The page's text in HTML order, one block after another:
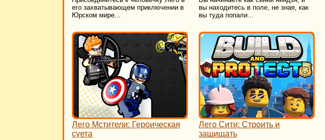
его захватывающем приключении в
Юрском мире...
вы находитесь в поле, не зная, как
вы туда попали...
Лего Мстители: Героическая
суета
Лего Сити: Строить и
защищать